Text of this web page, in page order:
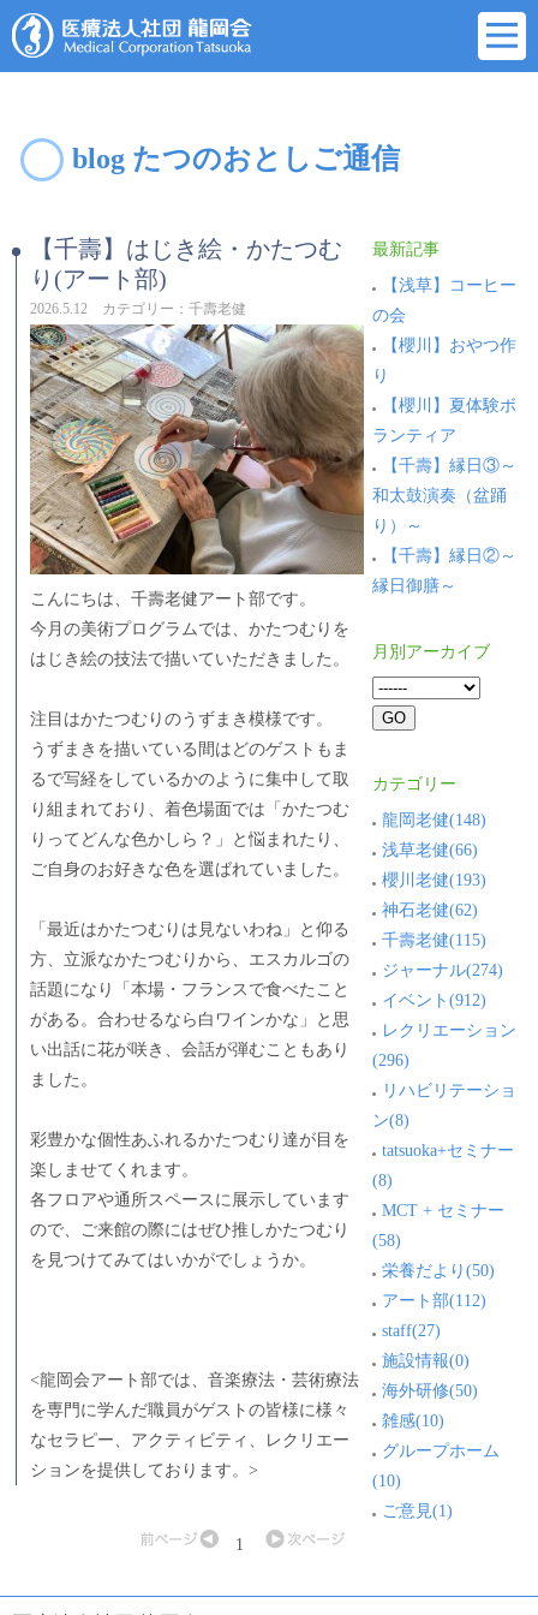
blog たつのおとしご通信
【千壽】はじき絵・かたつむ
り(アート部)
2026.5.12 カテゴリー：千壽老健
こんにちは、千壽老健アート部です。
今月の美術プログラムでは、かたつむりを
はじき絵の技法で描いていただきました。
注目はかたつむりのうずまき模様です。
うずまきを描いている間はどのゲストもま
るで写経をしているかのように集中して取
り組まれており、着色場面では「かたつむ
りってどんな色かしら？」と悩まれたり、
ご自身のお好きな色を選ばれていました。
「最近はかたつむりは見ないわね」と仰る
方、立派なかたつむりから、エスカルゴの
話題になり「本場・フランスで食べたこと
がある。合わせるなら白ワインかな」と思
い出話に花が咲き、会話が弾むこともあり
ました。
彩豊かな個性あふれるかたつむり達が目を
楽しませてくれます。
各フロアや通所スペースに展示しています
ので、ご来館の際にはぜひ推しかたつむり
を見つけてみてはいかがでしょうか。
<龍岡会アート部では、音楽療法・芸術療法
を専門に学んだ職員がゲストの皆様に様々
なセラピー、アクティビティ、レクリエー
ションを提供しております。>
1
最新記事
【浅草】コーヒー
の会
【櫻川】おやつ作
り
【櫻川】夏体験ボ
ランティア
【千壽】縁日③～
和太鼓演奏（盆踊
り）～
【千壽】縁日②～
縁日御膳～
月別アーカイブ
カテゴリー
龍岡老健(148)
浅草老健(66)
櫻川老健(193)
神石老健(62)
千壽老健(115)
ジャーナル(274)
イベント(912)
レクリエーション
(296)
リハビリテーショ
ン(8)
tatsuoka+セミナー
(8)
MCT + セミナー
(58)
栄養だより(50)
アート部(112)
staff(27)
施設情報(0)
海外研修(50)
雑感(10)
グループホーム
(10)
ご意見(1)